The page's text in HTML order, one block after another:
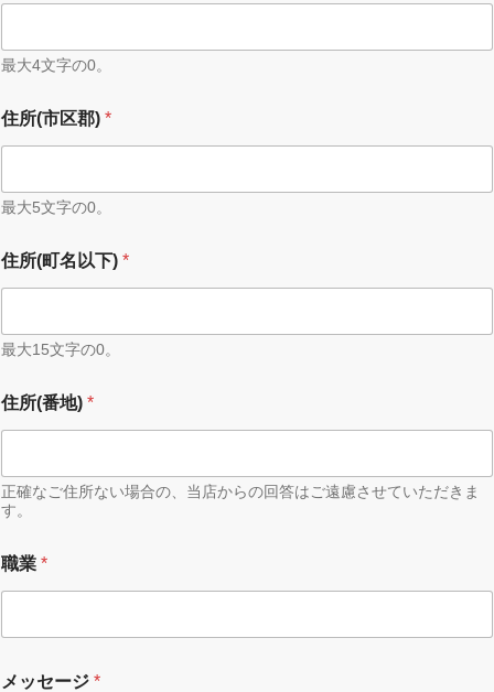
最大4文字の0。
住所(市区郡) *
最大5文字の0。
住所(町名以下) *
最大15文字の0。
住所(番地) *
正確なご住所ない場合の、当店からの回答はご遠慮させていただきま
す。
職業 *
メッセージ *